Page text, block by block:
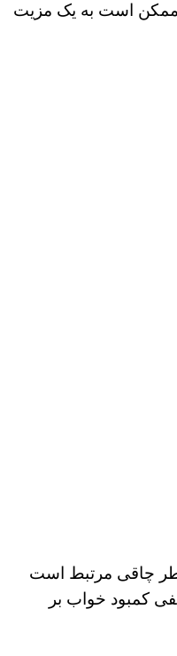
ممکن است به یک مزیت
چاقی مرتبط است
کمبود خواب بر